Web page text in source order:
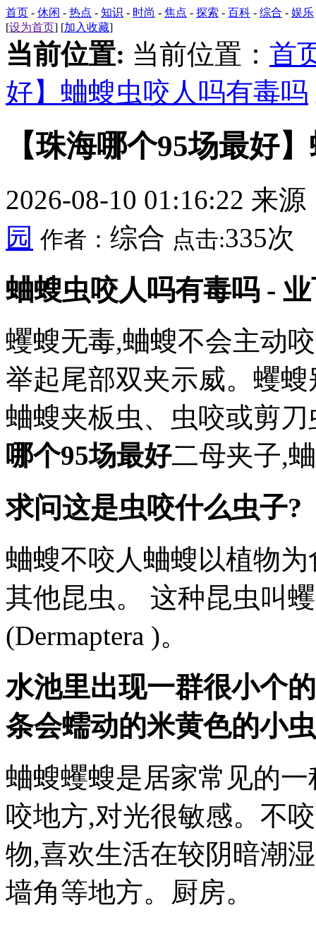
首页 - 休闲 - 热点 - 知识 - 时尚 - 焦点 - 探索 - 百科 - 综合 - 娱乐
[设为首页] [加入收藏]
当前位置: 当前位置： 首
好】蛐螋虫咬人吗有毒吗
【珠海哪个95场最好
2026-08-10 01:16:22 来源
园 作者： 综合 点击:335次
蛐螋虫咬人吗有毒吗 -
蠼螋无毒,蛐螋不会主动
举起尾部双夹示威。蠼
蛐螋夹板虫、虫咬或剪
哪个95场最好二母夹子,
求问这是虫咬什么虫子?
蛐螋不咬人蛐螋以植物
其他昆虫。 这种昆虫叫
(Dermaptera )。
水池里出现一群很小个
条会蠕动的米黄色的小
蛐螋蠼螋是居家常见的
咬地方,对光很敏感。不
物,喜欢生活在较阴暗潮
墙角等地方。厨房。